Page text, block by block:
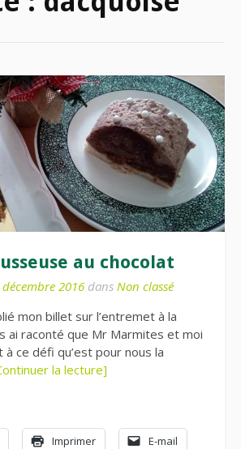
au chocolat
décembre 2016 dans Non classé
mon billet sur l’entremet à la
ai raconté que Mr Marmites et moi
ce défi qu’est pour nous la
la lecture]
Imprimer E-mail